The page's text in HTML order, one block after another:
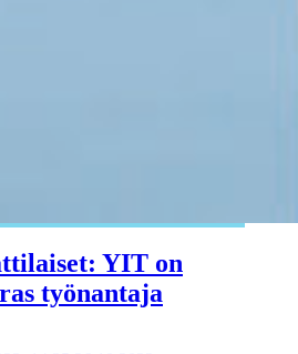
YIT on
työnantaja